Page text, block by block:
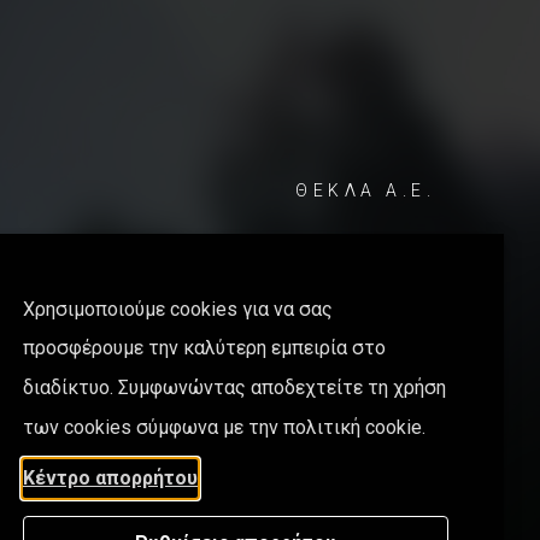
ΘΕΚΛΑ Α.Ε.
Λεωφόρος Πεντέλης 37, Τ.Κ 15235, Βριλήσσια, Αθήνα
Κέντρο απορρήτου
Χρησιμοποιούμε cookies για να σας
προσφέρουμε την καλύτερη εμπειρία στο
διαδίκτυο. Συμφωνώντας αποδεχτείτε τη χρήση
των cookies σύμφωνα με την πολιτική cookie.
Κέντρο απορρήτου